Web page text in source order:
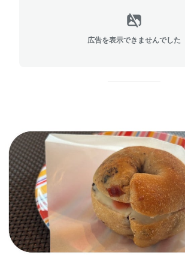
広告を表示できませんでした